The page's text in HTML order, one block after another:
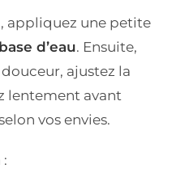
appliquez une petite
d’eau. Ensuite,
ajustez la
lentement avant
vos envies.